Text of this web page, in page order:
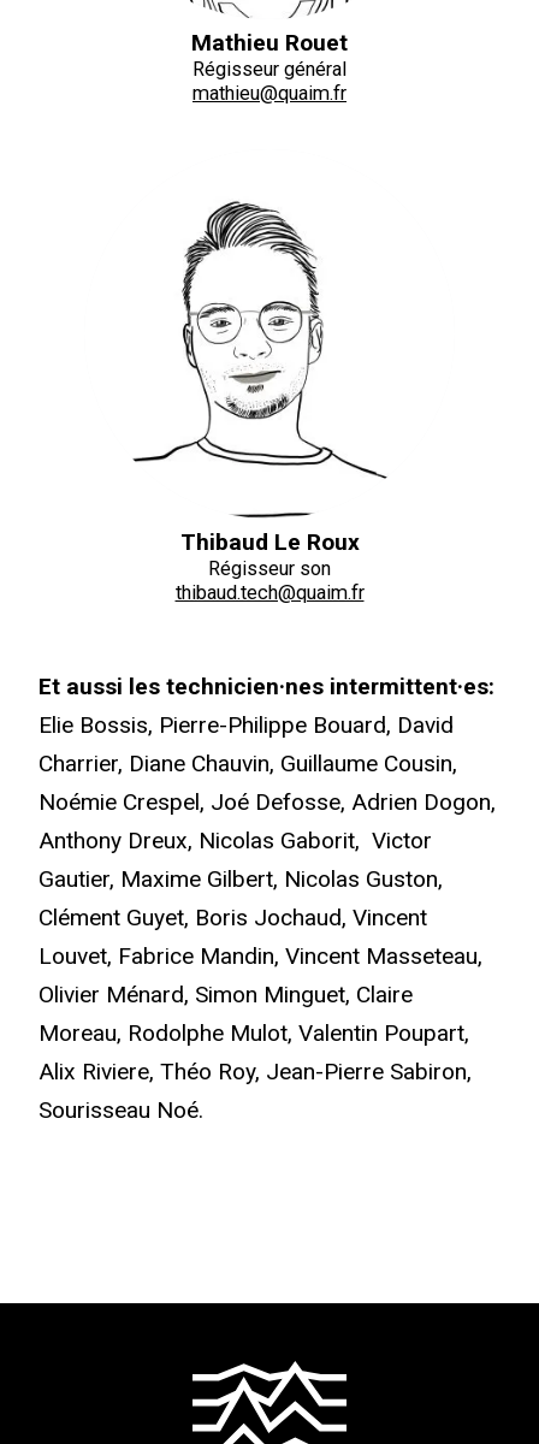
Mathieu Rouet
Régisseur général
mathieu@quaim.fr
Thibaud Le Roux
Régisseur son
thibaud.tech@quaim.fr
Et aussi les technicien·nes intermittent·es:
Elie Bossis, Pierre-Philippe Bouard, David
Charrier, Diane Chauvin, Guillaume Cousin,
Noémie Crespel, Joé Defosse, Adrien Dogon,
Anthony Dreux, Nicolas Gaborit, Victor
Gautier, Maxime Gilbert, Nicolas Guston,
Clément Guyet, Boris Jochaud, Vincent
Louvet, Fabrice Mandin, Vincent Masseteau,
Olivier Ménard, Simon Minguet, Claire
Moreau, Rodolphe Mulot, Valentin Poupart,
Alix Riviere, Théo Roy, Jean-Pierre Sabiron,
Sourisseau Noé.